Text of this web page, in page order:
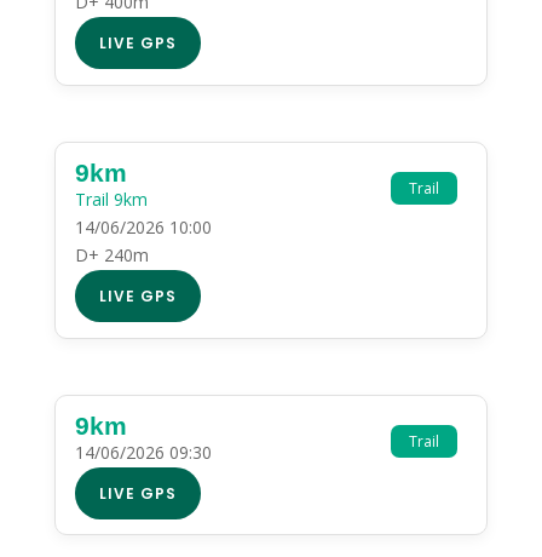
LIVE GPS
Trail
9km
Trail 9km
14/06/2026 10:00
D+ 240m
LIVE GPS
Trail
9km
14/06/2026 09:30
LIVE GPS